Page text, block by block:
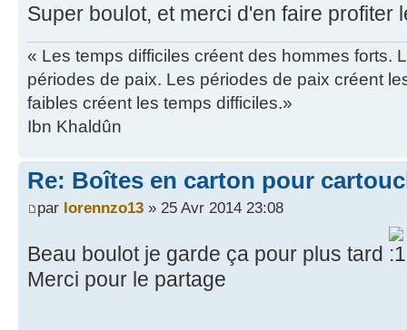
Super boulot, et merci d'en faire profiter
« Les temps difficiles créent des hommes forts.
périodes de paix. Les périodes de paix créent
faibles créent les temps difficiles.»
Ibn Khaldûn
Re: Boîtes en carton pour
par lorennzo13 » 25 Avr 2014 23:08
Beau boulot je garde ça pour plus tard
Merci pour le partage